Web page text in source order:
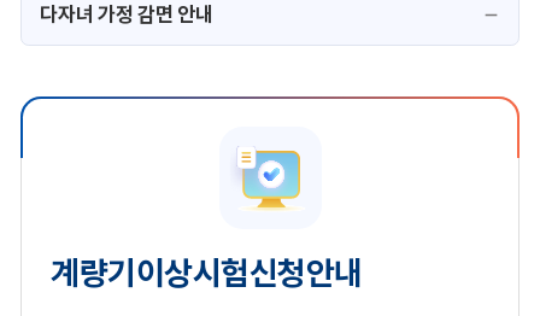
다자녀 가정 감면 안내
계량기이상시험신청안내